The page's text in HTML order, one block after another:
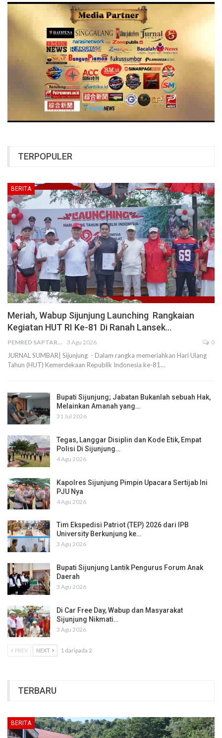
TERPOPULER
BERITA
Meriah, Wabup Sijunjung Launching Rangkaian
Kegiatan HUT RI Ke-81 Di Ranah Lansek…
PEMRED SAPTARIUS 3 Agu 2026 0
JURNAL SUMBAR| Sijunjung - Dalam rangka memeriahkan Hari Ulang
Tahun (HUT) Kemerdekaan Republik Indonesia ke-81…
Bupati Sijunjung; Jabatan Bukanlah sebuah Hak,
Melainkan Amanah yang…
31 Jul 2026
Tegas, Langgar Disiplin dan Kode Etik, Empat
Polisi Di Sijunjung…
4 Agu 2026
Kapolres Sijunjung Pimpin Upacara Sertijab Ini
PJU Nya
4 Agu 2026
Tim Ekspedisi Patriot (TEP) 2026 dari IPB
University Berkunjung ke…
3 Agu 2026
Bupati Sijunjung Lantik Pengurus Forum Anak
Daerah
3 Agu 2026
Di Car Free Day, Wabup dan Masyarakat
Sijunjung Nikmati…
3 Agu 2026
PREV NEXT 1 daripada 2
TERBARU
BERITA